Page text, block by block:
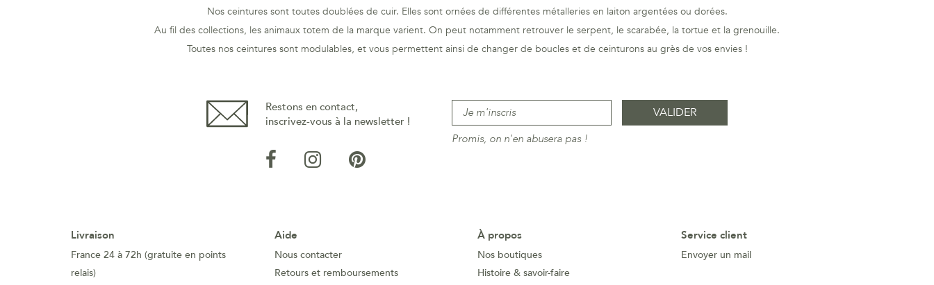
Nos ceintures sont toutes doublées de cuir. Elles sont ornées de différentes métalleries en laiton argentées ou dorées.
Au fil des collections, les animaux totem de la marque varient. On peut notamment retrouver le serpent, le scarabée, la tortue et la grenouille.
Toutes nos ceintures sont modulables, et vous permettent ainsi de changer de boucles et de ceinturons au grès de vos envies !
Restons en contact,
inscrivez-vous à la newsletter !
Promis, on n'en abusera pas !
Livraison
France 24 à 72h (gratuite en points
relais)
Aide
Nous contacter
Retours et remboursements
À propos
Nos boutiques
Histoire & savoir-faire
Service client
Envoyer un mail